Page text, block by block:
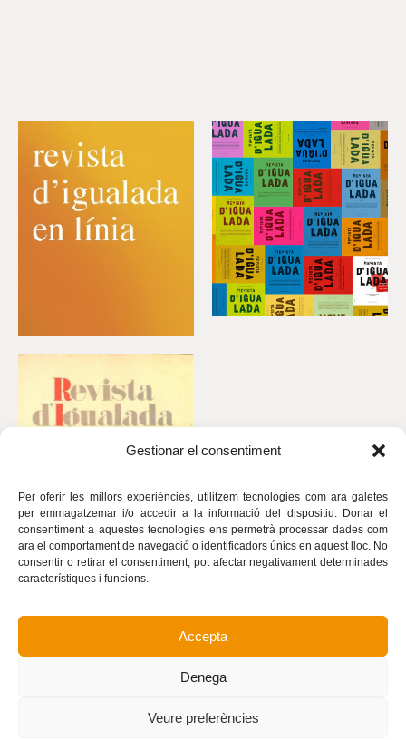
Gestionar el consentiment
Per oferir les millors experiències, utilitzem tecnologies com ara galetes
per emmagatzemar i/o accedir a la informació del dispositiu. Donar el
consentiment a aquestes tecnologies ens permetrà processar dades com
ara el comportament de navegació o identificadors únics en aquest lloc. No
consentir o retirar el consentiment, pot afectar negativament determinades
característiques i funcions.
Accepta
Denega
Veure preferències